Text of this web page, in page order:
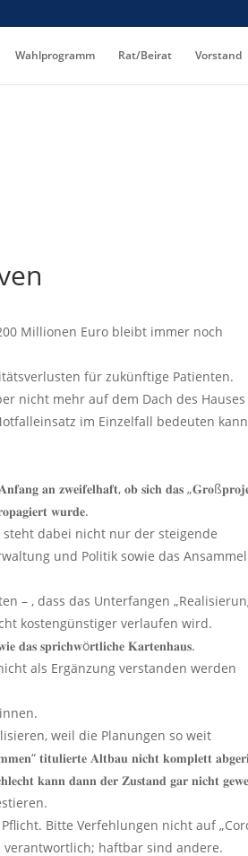
Wahlprogramm Rat/Beirat Vorstand
Millionen Euro bleibt immer noch
für zukünftige Patienten.
nicht mehr auf dem Dach des Hauses
im Einzelfall bedeuten
𝐚𝐧 𝐳𝐰𝐞𝐢𝐟𝐞𝐥𝐡𝐚𝐟𝐭, 𝐨𝐛 𝐬𝐢𝐜𝐡 𝐝𝐚𝐬
𝐰𝐮𝐫𝐝𝐞.
dabei nicht nur der steigende
und Politik sowie das
– , dass das Unterfangen
kostengünstiger verlaufen wird.
𝐝𝐚𝐬 𝐬𝐩𝐫𝐢𝐜𝐡𝐰ö𝐫𝐭𝐥𝐢𝐜𝐡𝐞 𝐊𝐚𝐫𝐭𝐞𝐧𝐡𝐚𝐮𝐬.
als Ergänzung verstanden werden
weil die Planungen so weit
𝐭𝐢𝐭𝐮𝐥𝐢𝐞𝐫𝐭𝐞 𝐀𝐥𝐭𝐛𝐚𝐮 𝐧𝐢𝐜𝐡𝐭 𝐤𝐨𝐦𝐩𝐥𝐞𝐭𝐭
𝐤𝐚𝐧𝐧 𝐝𝐚𝐧𝐧 𝐝𝐞𝐫 𝐙𝐮𝐬𝐭𝐚𝐧𝐝 𝐠𝐚𝐫 𝐧𝐢𝐜𝐡𝐭
Bitte Verfehlungen nicht auf
haftbar sind andere.